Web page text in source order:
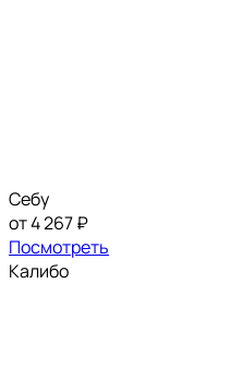
Себу
от 4 267 ₽
Посмотреть
Калибо